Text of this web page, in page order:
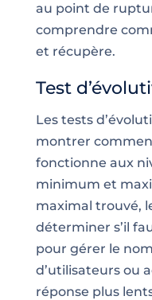
au point de
comprendre
et récupère.
Test
Les tests
montrer
fonctionne aux
minimum et
maximal trouvé,
déterminer s’il
pour gérer le
d’utilisateurs ou
réponse plus